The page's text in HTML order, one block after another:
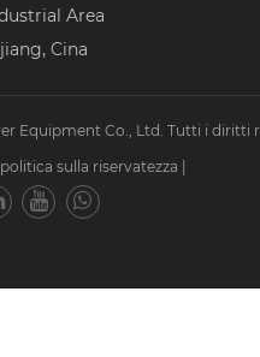
Area
Cina
Equipment Co., Ltd. Tutti i diritti
politica sulla riservatezza